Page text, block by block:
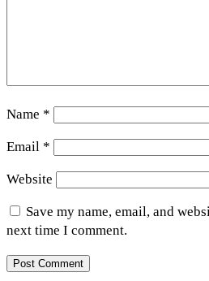
Name *
Email *
Website
Save my name, email, and
next time I comment.